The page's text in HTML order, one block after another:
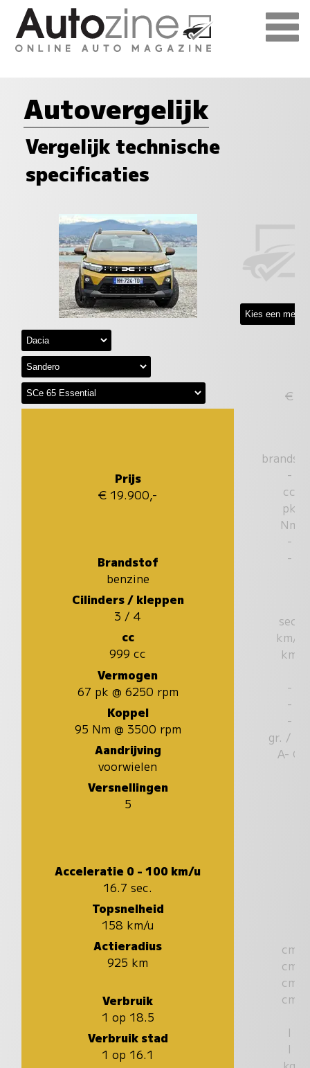
Autovergelijk
Vergelijk technische
specificaties
Prijs
€ 19.900,-
Brandstof
benzine
Cilinders / kleppen
3 / 4
cc
999 cc
Vermogen
67 pk @ 6250 rpm
Koppel
95 Nm @ 3500 rpm
Aandrijving
voorwielen
Versnellingen
5
Acceleratie 0 - 100 km/u
16.7 sec.
Topsnelheid
158 km/u
Actieradius
925 km
Verbruik
1 op 18.5
Verbruik stad
1 op 16.1
€
-
cc
pk
Nm
-
-
sec.
km/u
km
-
-
-
gr. / km
A- G
cm
cm
cm
cm
l
l